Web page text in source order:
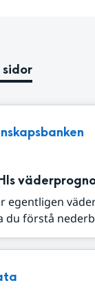
egentligen
du förstå